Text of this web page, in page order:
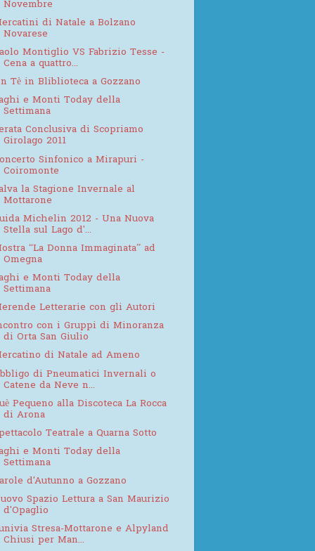
Novembre
di Natale a Bolzano
Novarese
Montiglio VS Fabrizio Tesse -
Cena a quattro...
Tè in Bliblioteca a Gozzano
e Monti Today della
Settimana
Conclusiva di Scopriamo
Girolago 2011
Sinfonico a Mirapuri -
Coiromonte
la Stagione Invernale al
Mottarone
Michelin 2012 - Una Nuova
Stella sul Lago d'...
“La Donna Immaginata” ad
Omegna
e Monti Today della
Settimana
Letterarie con gli Autori
con i Gruppi di Minoranza
di Orta San Giulio
di Natale ad Ameno
di Pneumatici Invernali o
Catene da Neve n...
Pequeno alla Discoteca La Rocca
di Arona
Teatrale a Quarna Sotto
e Monti Today della
Settimana
d'Autunno a Gozzano
Spazio Lettura a San Maurizio
d'Opaglio
Stresa-Mottarone e Alpyland
Chiusi per Man...